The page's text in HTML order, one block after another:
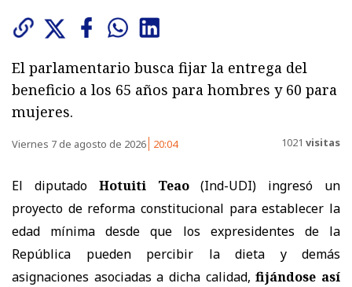
El parlamentario busca fijar la entrega del
beneficio a los 65 años para hombres y 60 para
mujeres.
Viernes 7 de agosto de 2026 20:04 1021 visitas
El diputadoHotuiti Teao(Ind-UDI) ingresó un
proyecto de reforma constitucional para establecer la
edad mínima desde que los expresidentes de la
República pueden percibir la dieta y demás
asignaciones asociadas a dicha calidad,fijándose así